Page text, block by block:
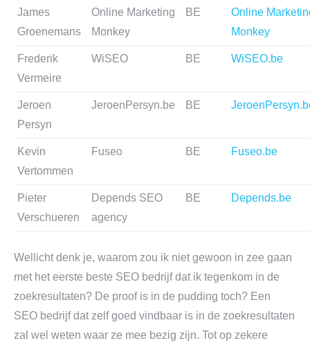
James
Groenemans
Online Marketing
Monkey
BE
Online
Monkey
Frederik
Vermeire
WiSEO BE WiSEO.be
Jeroen
Persyn
JeroenPersyn.be BE
Kevin
Vertommen
Fuseo BE Fuseo.be
Pieter
Verschueren
Depends SEO
agency
BE Depends.be
Wellicht denk je, waarom zou ik niet gewoon in zee gaan
met het eerste beste SEO bedrijf dat ik tegenkom in de
zoekresultaten? De proof is in de pudding toch? Een
SEO bedrijf dat zelf goed vindbaar is in de zoekresultaten
zal wel weten waar ze mee bezig zijn. Tot op zekere